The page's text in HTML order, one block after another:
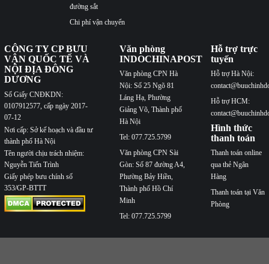
đường sắt
Chi phí vận chuyển
CÔNG TY CP BƯU
VẬN QUỐC TẾ VÀ
NỘI ĐỊA ĐÔNG
DƯƠNG
Số Giấy CNĐKDN:
0107912577, cấp ngày 2017-
07-12
Nơi cấp: Sở kế hoạch và đầu tư
thành phố Hà Nội
Tên người chịu trách nhiệm:
Nguyễn Tiến Trình
Giấy phép bưu chính số
353/GP-BTTT
Văn phòng
INDOCHINAPOST
Văn phòng CPN Hà
Nội: Số 25 Ngõ 81
Láng Hạ, Phường
Giảng Võ, Thành phố
Hà Nội
Tel: 077.725.5799
Văn phòng CPN Sài
Gòn: Số 87 đường A4,
Phường Bảy Hiền,
Thành phố Hồ Chí
Minh
Tel: 077.725.5799
Hỗ trợ trực
tuyến
Hỗ trợ Hà Nội:
Hỗ trợ HCM:
Hình thức
thanh toán
Thanh toán online
qua thẻ Ngân
Hàng
Thanh toán tại Văn
Phòng